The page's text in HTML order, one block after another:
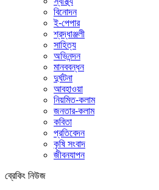
বিনোদন
ই-পেপার
শ্রদ্ধাঞ্জলী
সাহিত্য
অভিনন্দন
মানববন্ধন
দুর্ঘটনা
আবহাওয়া
নিয়মিত-কলাম
জনতার-কলাম
কবিতা
প্রতিবেদন
কৃষি সংবাদ
জীবনযাপন
ব্রেকিং নিউজ